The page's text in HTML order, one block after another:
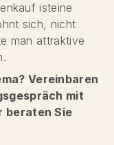
isteine
sich, nicht
man attraktive
Vereinbaren
mit
beraten Sie